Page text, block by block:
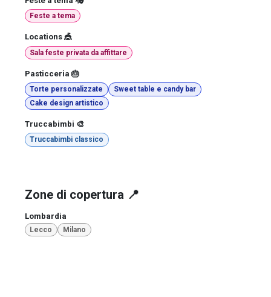
Feste a tema
Locations 🎪
Sala feste privata da affittare
Pasticceria 🎂
Torte personalizzate
Sweet table e candy bar
Cake design artistico
Truccabimbi 🎨
Truccabimbi classico
Zone di copertura 📍
Lombardia
Lecco Milano